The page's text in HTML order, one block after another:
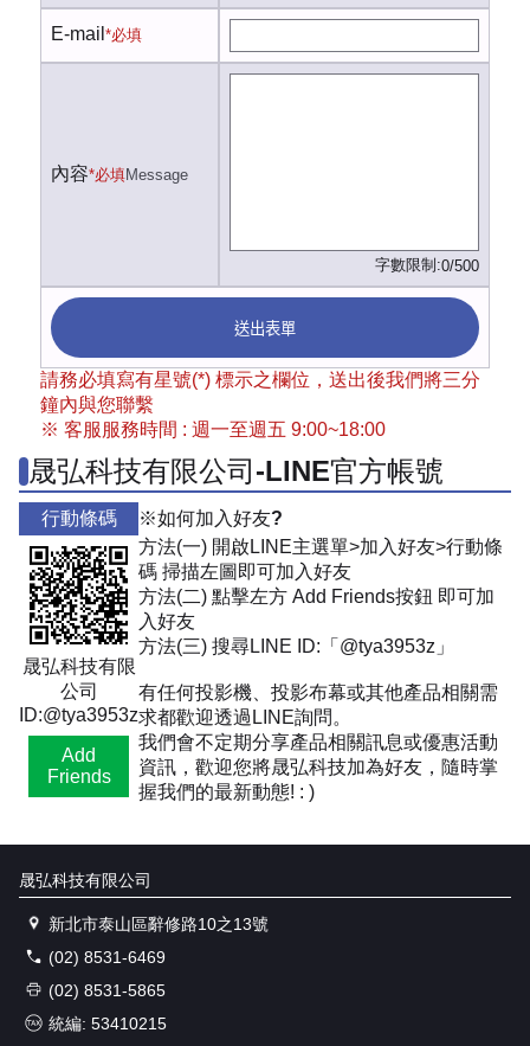
E-mail *必填
內容*必填Message
字數限制:0/500
送出表單
請務必填寫有星號(*) 標示之欄位，送出後我們將三分
鐘內與您聯繫
※ 客服服務時間 : 週一至週五 9:00~18:00
晟弘科技有限公司-LINE官方帳號
行動條碼
晟弘科技有限
公司
ID:@tya3953z
Add
Friends
※如何加入好友?
方法(一) 開啟LINE主選單>加入好友>行動條
碼 掃描左圖即可加入好友
方法(二) 點擊左方 Add Friends按鈕 即可加
入好友
方法(三) 搜尋LINE ID:「@tya3953z」
有任何投影機、投影布幕或其他產品相關需
求都歡迎透過LINE詢問。
我們會不定期分享產品相關訊息或優惠活動
資訊，歡迎您將晟弘科技加為好友，隨時掌
握我們的最新動態! : )
晟弘科技有限公司
新北市泰山區辭修路10之13號
(02) 8531-6469
(02) 8531-5865
統編: 53410215